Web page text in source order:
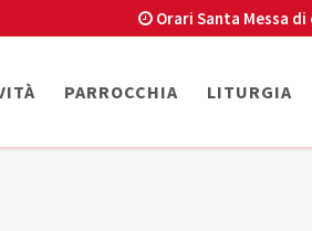
Orari Santa Messa
PARROCCHIA LITURGIA